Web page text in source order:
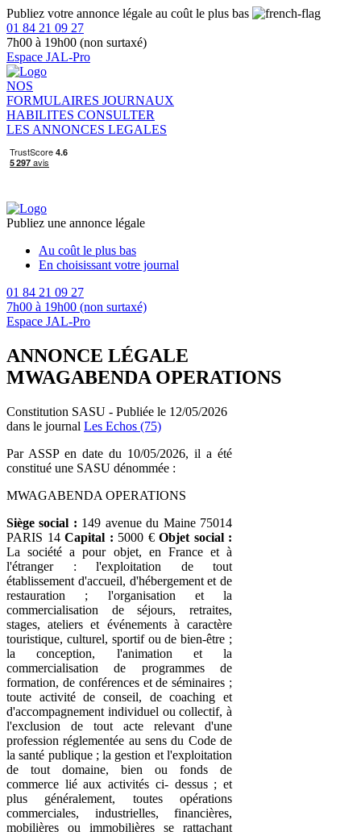
Publiez votre annonce légale au coût le plus bas
01 84 21 09 27
7h00 à 19h00 (non surtaxé)
Espace JAL-Pro
NOS
FORMULAIRES JOURNAUX
HABILITES CONSULTER
LES ANNONCES LEGALES
Publiez une annonce légale
Au coût le plus bas
En choisissant votre journal
01 84 21 09 27
7h00 à 19h00 (non surtaxé)
Espace JAL-Pro
ANNONCE LÉGALE
MWAGABENDA OPERATIONS
Constitution SASU - Publiée le 12/05/2026
dans le journal Les Echos (75)
Par ASSP en date du 10/05/2026, il a été
constitué une SASU dénommée :
MWAGABENDA OPERATIONS
Siège social : 149 avenue du Maine 75014
PARIS 14 Capital : 5000 € Objet social :
La société a pour objet, en France et à
l'étranger : l'exploitation de tout
établissement d'accueil, d'hébergement et de
restauration ; l'organisation et la
commercialisation de séjours, retraites,
stages, ateliers et événements à caractère
touristique, culturel, sportif ou de bien-être ;
la conception, l'animation et la
commercialisation de programmes de
formation, de conférences et de séminaires ;
toute activité de conseil, de coaching et
d'accompagnement individuel ou collectif, à
l'exclusion de tout acte relevant d'une
profession réglementée au sens du Code de
la santé publique ; la gestion et l'exploitation
de tout domaine, bien ou fonds de
commerce lié aux activités ci- dessus ; et
plus généralement, toutes opérations
commerciales, industrielles, financières,
mobilières ou immobilières se rattachant